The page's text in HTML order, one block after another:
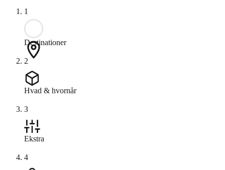
1
Destinationer
2
Hvad & hvornår
3
Ekstra
4